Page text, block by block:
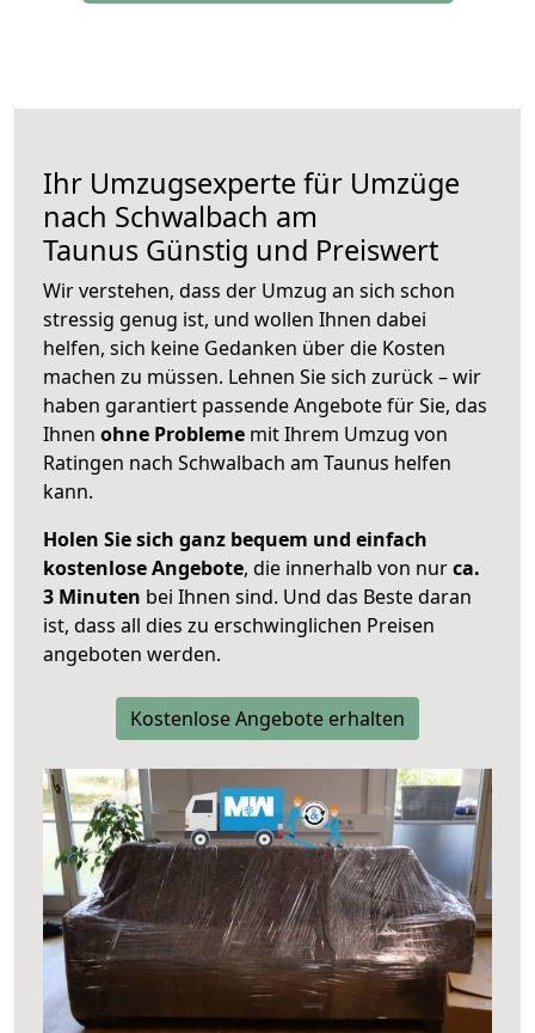
Ihr Umzugsexperte für Umzüge
nach Schwalbach am
Taunus Günstig und Preiswert
Wir verstehen, dass der Umzug an sich schon
stressig genug ist, und wollen Ihnen dabei
helfen, sich keine Gedanken über die Kosten
machen zu müssen. Lehnen Sie sich zurück – wir
haben garantiert passende Angebote für Sie, das
Ihnen ohne Probleme mit Ihrem Umzug von
Ratingen nach Schwalbach am Taunus helfen
kann.
Holen Sie sich ganz bequem und einfach
kostenlose Angebote, die innerhalb von nurca.
3 Minuten bei Ihnen sind. Und das Beste daran
ist, dass all dies zu erschwinglichen Preisen
angeboten werden.
Kostenlose Angebote erhalten